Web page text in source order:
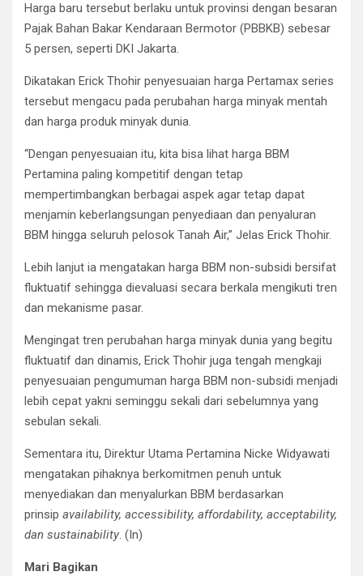
Harga baru tersebut berlaku untuk provinsi dengan besaran
Pajak Bahan Bakar Kendaraan Bermotor (PBBKB) sebesar
5 persen, seperti DKI Jakarta.
Dikatakan Erick Thohir penyesuaian harga Pertamax series
tersebut mengacu pada perubahan harga minyak mentah
dan harga produk minyak dunia.
“Dengan penyesuaian itu, kita bisa lihat harga BBM
Pertamina paling kompetitif dengan tetap
mempertimbangkan berbagai aspek agar tetap dapat
menjamin keberlangsungan penyediaan dan penyaluran
BBM hingga seluruh pelosok Tanah Air,” Jelas Erick Thohir.
Lebih lanjut ia mengatakan harga BBM non-subsidi bersifat
fluktuatif sehingga dievaluasi secara berkala mengikuti tren
dan mekanisme pasar.
Mengingat tren perubahan harga minyak dunia yang begitu
fluktuatif dan dinamis, Erick Thohir juga tengah mengkaji
penyesuaian pengumuman harga BBM non-subsidi menjadi
lebih cepat yakni seminggu sekali dari sebelumnya yang
sebulan sekali.
Sementara itu, Direktur Utama Pertamina Nicke Widyawati
mengatakan pihaknya berkomitmen penuh untuk
menyediakan dan menyalurkan BBM berdasarkan
prinsip availability, accessibility, affordability, acceptability,
dan sustainability. (In)
Mari Bagikan